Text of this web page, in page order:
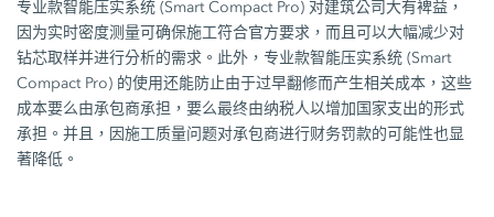
专业款智能压实系统 (Smart Compact Pro) 对建筑公司大有裨益，
因为实时密度测量可确保施工符合官方要求，而且可以大幅减少对
钻芯取样并进行分析的需求。此外，专业款智能压实系统 (Smart
Compact Pro) 的使用还能防止由于过早翻修而产生相关成本，这些
成本要么由承包商承担，要么最终由纳税人以增加国家支出的形式
承担。并且，因施工质量问题对承包商进行财务罚款的可能性也显
著降低。